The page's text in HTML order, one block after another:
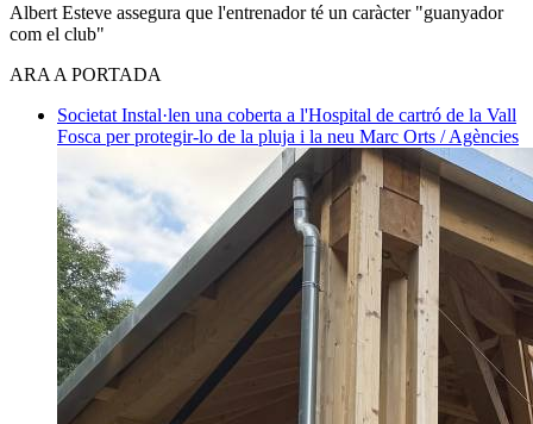
Albert Esteve assegura que l'entrenador té un caràcter "guanyador
com el club"
ARA A PORTADA
Societat Instal·len una coberta a l'Hospital de cartró de la Vall
Fosca per protegir-lo de la pluja i la neu Marc Orts / Agències